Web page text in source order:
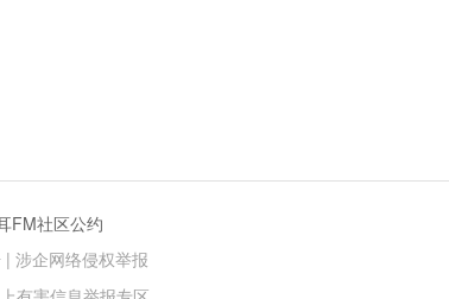
FM社区公约
| 涉企网络侵权举报